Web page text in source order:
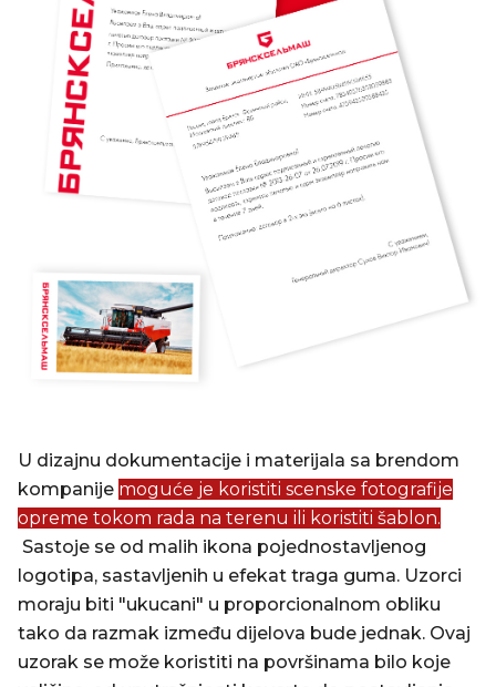
U dizajnu dokumentacije i materijala sa brendom
kompanije moguće je koristiti scenske fotografije
opreme tokom rada na terenu ili koristiti šablon.
Sastoje se od malih ikona pojednostavljenog
logotipa, sastavljenih u efekat traga guma. Uzorci
moraju biti "ukucani" u proporcionalnom obliku
tako da razmak između dijelova bude jednak. Ovaj
uzorak se može koristiti na površinama bilo koje